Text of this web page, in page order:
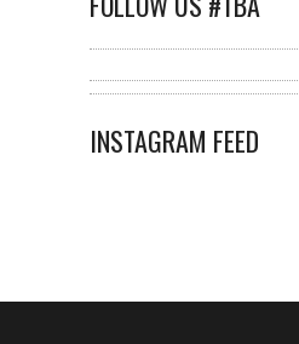
INSTAGRAM FEED